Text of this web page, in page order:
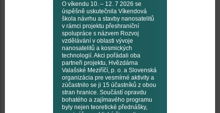
O víkendu 10. – 12. 7 2026 se
úspěšně uskutečnila Víkendová
škola návrhu a stavby nanosatelitů
v rámci projektu přeshraniční
spolupráce s názvem Rozvoj
vzdělávání v oblasti vývoje
nanosatelitů a kosmických
technologií. Akci pořádali oba
partneři projektu, Hvězdárna
Valašské Meziříčí, p. o. a Slovenská
organizácia pre vesmírné aktivity a
zúčastnilo se ji 15 účastníků z obou
stran hranice. Součástí opravdu
bohatého a zajímavého programu
byly nejen teoretické přednášky,